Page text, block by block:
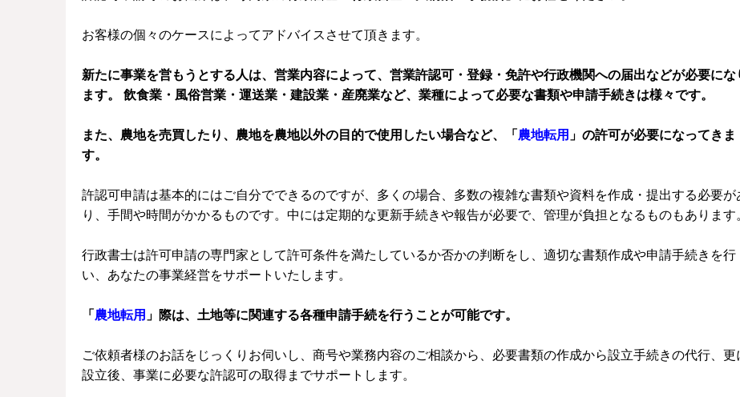
お客様の個々のケースによってアドバイスさせて頂きます。
新たに事業を営もうとする人は、営業内容によって、営業許認可・登録・免許や行政機関への届出などが必要にな
ます。 飲食業・風俗営業・運送業・建設業・産廃業など、業種によって必要な書類や申請手続きは様々です。
また、農地を売買したり、農地を農地以外の目的で使用したい場合など、「 農地転用 」の許可が必要になってきま
す。
許認可申請は基本的にはご自分でできるのですが、多くの場合、多数の複雑な書類や資料を作成・提出する必要が
り、手間や時間がかかるものです。中には定期的な更新手続きや報告が必要で、管理が負担となるものもあります
行政書士は許可申請の専門家として許可条件を満たしているか否かの判断をし、適切な書類作成や申請手続きを行
い、あなたの事業経営をサポートいたします。
「 農地転用 」際は、土地等に関連する各種申請手続を行うことが可能です。
ご依頼者様のお話をじっくりお伺いし、商号や業務内容のご相談から、必要書類の作成から設立手続きの代行、更
設立後、事業に必要な許認可の取得までサポートします。